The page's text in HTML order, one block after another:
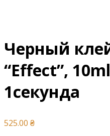
Черный
“Effect”,
1секунда
525.00 ₴